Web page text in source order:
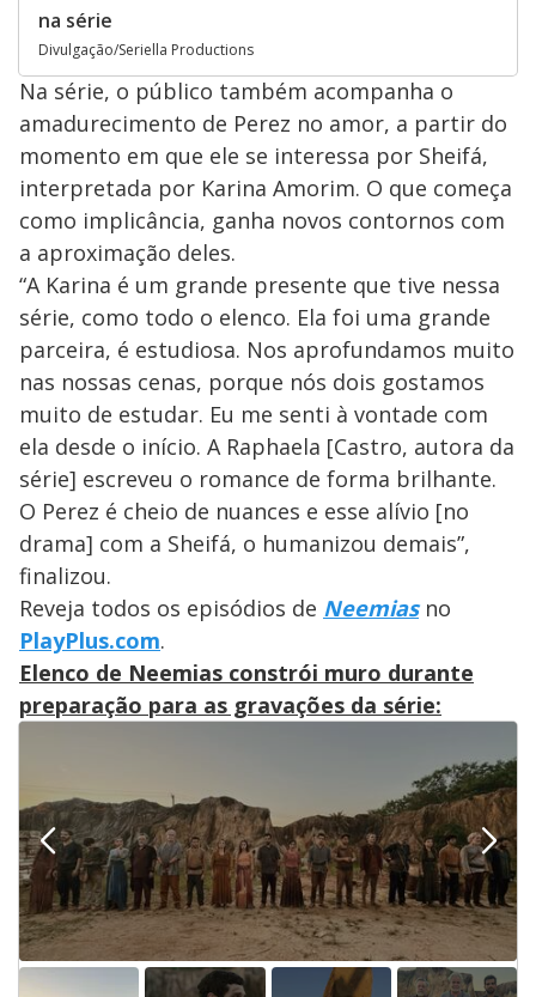
na série
Divulgação/Seriella Productions
Na série, o público também acompanha o
amadurecimento de Perez no amor, a partir do
momento em que ele se interessa por Sheifá,
interpretada por Karina Amorim. O que começa
como implicância, ganha novos contornos com
a aproximação deles.
“A Karina é um grande presente que tive nessa
série, como todo o elenco. Ela foi uma grande
parceira, é estudiosa. Nos aprofundamos muito
nas nossas cenas, porque nós dois gostamos
muito de estudar. Eu me senti à vontade com
ela desde o início. A Raphaela [Castro, autora da
série] escreveu o romance de forma brilhante.
O Perez é cheio de nuances e esse alívio [no
drama] com a Sheifá, o humanizou demais”,
finalizou.
Reveja todos os episódios de Neemias no
PlayPlus.com.
Elenco de Neemias constrói muro durante
preparação para as gravações da série: